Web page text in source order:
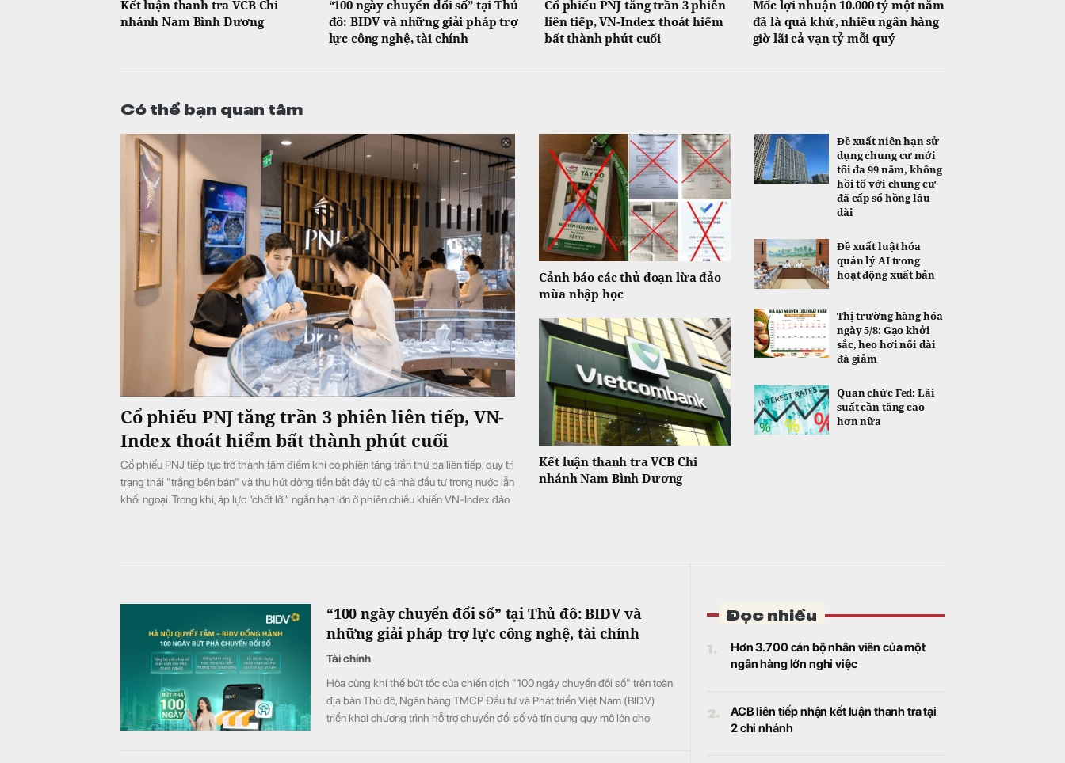
Kết luận thanh tra VCB Chi
nhánh Nam Bình Dương
“100 ngày chuyển đổi số” tại Thủ
đô: BIDV và những giải pháp trợ
lực công nghệ, tài chính
Cổ phiếu PNJ tăng trần 3 phiên
liên tiếp, VN-Index thoát hiểm
bất thành phút cuối
Mốc lợi nhuận 10.000 tỷ một năm
đã là quá khứ, nhiều ngân hàng
giờ lãi cả vạn tỷ mỗi quý
Có thể bạn quan tâm
Cổ phiếu PNJ tăng trần 3 phiên liên tiếp, VN-
Index thoát hiểm bất thành phút cuối
Cổ phiếu PNJ tiếp tục trở thành tâm điểm khi có phiên tăng trần thứ ba liên tiếp, duy trì
trạng thái "trắng bên bán" và thu hút dòng tiền bắt đáy từ cả nhà đầu tư trong nước lẫn
khối ngoại. Trong khi, áp lực “chốt lời” ngắn hạn lớn ở phiên chiều khiến VN-Index đảo
Cảnh báo các thủ đoạn lừa đảo
mùa nhập học
Kết luận thanh tra VCB Chi
nhánh Nam Bình Dương
Đề xuất niên hạn sử
dụng chung cư mới
tối đa 99 năm, không
hồi tố với chung cư
đã cấp sổ hồng lâu
dài
Đề xuất luật hóa
quản lý AI trong
hoạt động xuất bản
Thị trường hàng hóa
ngày 5/8: Gạo khởi
sắc, heo hơi nối dài
đà giảm
Quan chức Fed: Lãi
suất cần tăng cao
hơn nữa
“100 ngày chuyển đổi số” tại Thủ đô: BIDV và
những giải pháp trợ lực công nghệ, tài chính
Tài chính
Hòa cùng khí thế bứt tốc của chiến dịch "100 ngày chuyển đổi số" trên toàn
địa bàn Thủ đô, Ngân hàng TMCP Đầu tư và Phát triển Việt Nam (BIDV)
triển khai chương trình hỗ trợ chuyển đổi số và tín dụng quy mô lớn cho
Đọc nhiều
1.
Hơn 3.700 cán bộ nhân viên của một
ngân hàng lớn nghỉ việc
2.
ACB liên tiếp nhận kết luận thanh tra tại
2 chi nhánh